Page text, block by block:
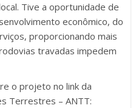
Tive a oportunidade de
econômico, do
proporcionando mais
travadas impedem
o projeto no link da
Terrestres – ANTT: